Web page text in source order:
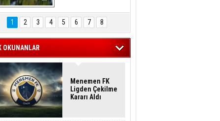
Hasan Eser'in
Objektifinden
1 2 3 4 5 6 7 8
OKUNANLAR
Menemen FK
Ligden Çekilme
Kararı Aldı